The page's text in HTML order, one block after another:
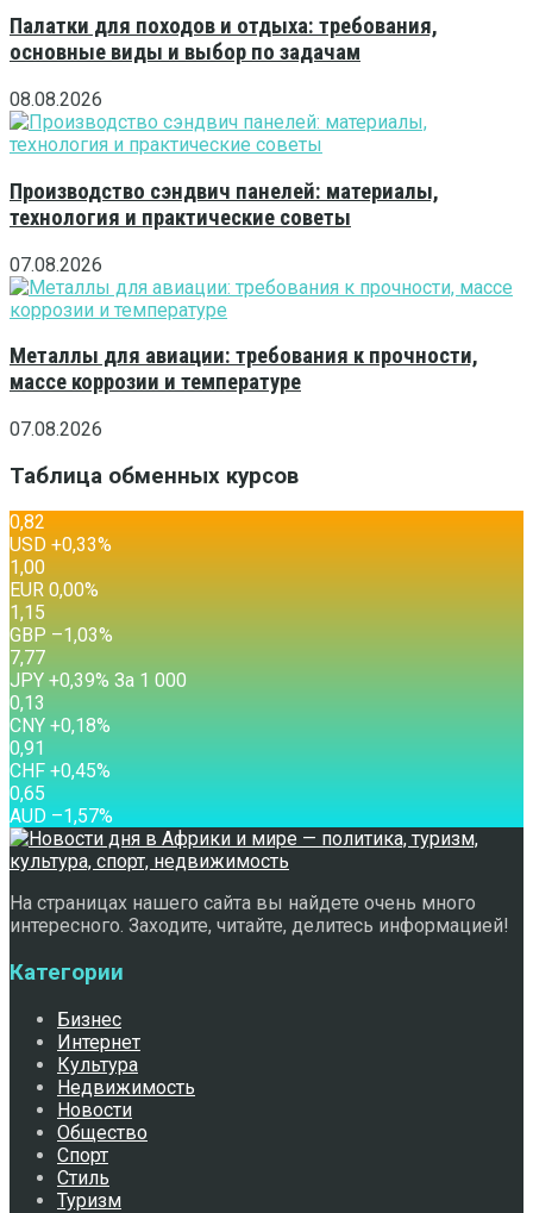
Палатки для походов и отдыха: требования,
основные виды и выбор по задачам
08.08.2026
Производство сэндвич панелей: материалы,
технология и практические советы
07.08.2026
Металлы для авиации: требования к прочности,
массе коррозии и температуре
07.08.2026
Таблица обменных курсов
0,82
USD +0,33%
1,00
EUR 0,00%
1,15
GBP –1,03%
7,77
JPY +0,39% За 1 000
0,13
CNY +0,18%
0,91
CHF +0,45%
0,65
AUD –1,57%
На страницах нашего сайта вы найдете очень много
интересного. Заходите, читайте, делитесь информацией!
Категории
Бизнес
Интернет
Культура
Недвижимость
Новости
Общество
Спорт
Стиль
Туризм